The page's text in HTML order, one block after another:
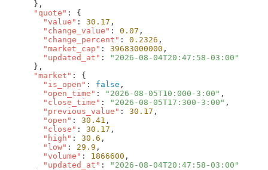
      "quote"
        "value"
: 30.17
        "change_value"
: 0.07
        "change_percent"
: 0.2326
        "market_cap"
: 39683000000
        "updated_at"
:
      "market"
        "is_open"
: false
        "open_time"
: "2026-08-05T10:000-3:00"
        "close_time"
: "2026-08-05T17:300-3:00"
        "previous_value"
: 30.17
        "open"
: 30.41
        "close"
: 30.17
        "high"
: 30.6
        "low"
: 29.9
        "volume"
: 1866600
        "updated_at"
: